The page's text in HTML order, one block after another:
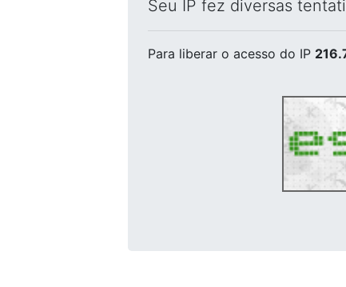
Seu IP fez diversas
Para liberar o acesso do IP